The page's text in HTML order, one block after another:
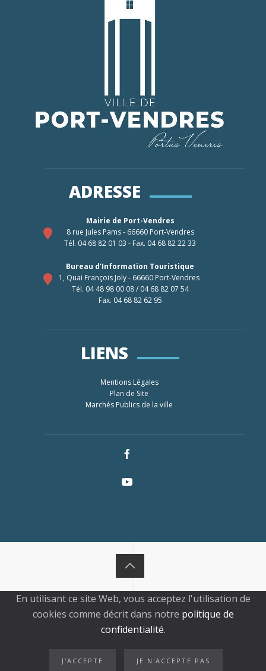
En utilisant ce site Web, vous acceptez l'utilisation de
cookies comme décrit dans notre politique de
confidentialité.
J'ACCEPTE JE N'ACCEPTE PAS
ADRESSE
Mairie de Port-Vendres
8 rue Jules Pams - 66660 Port-Vendres
Tél. 04 68 82 01 03 - Fax. 04 68 82 22 33
Bureau d’Information Touristique
1, Quai François Joly - 66660 Port-Vendres
Tél. 04 48 98 00 08 / 04 68 82 07 54
Fax. 04 68 82 62 95
LIENS
Mentions Légales
Plan de Site
Marchés Publics de la ville